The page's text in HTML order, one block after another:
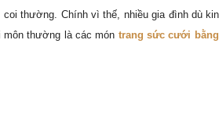
thường. Chính vì thế, nhiều gia đình dù
môn thường là các món trang sức cưới